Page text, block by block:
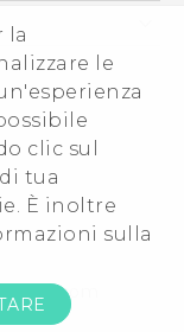
la
le
clic sul
tua
È inoltre
sulla